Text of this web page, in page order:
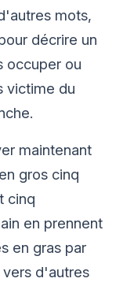
mots,
décrire un
occuper ou
victime du
maintenant
gros cinq
cinq
en prennent
en gras par
d'autres